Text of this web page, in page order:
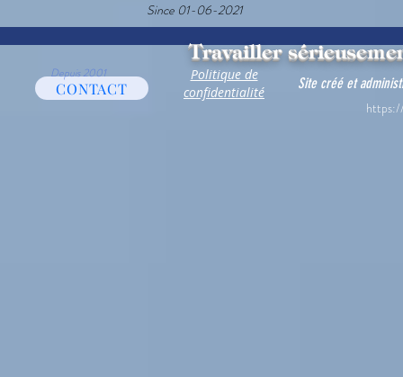
Since 01-06-2021
CONTACT
Travailler
Politique de
confidentialité
Site créé et
Depuis 2001